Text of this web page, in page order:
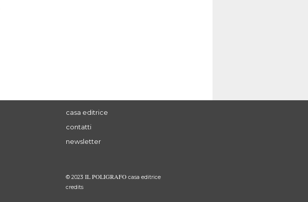
casa editrice
contatti
newsletter
© 2023 IL POLIGRAFO casa editrice
credits